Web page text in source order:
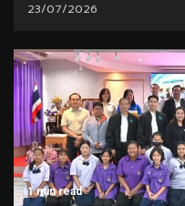
23/07/2026
1 min read